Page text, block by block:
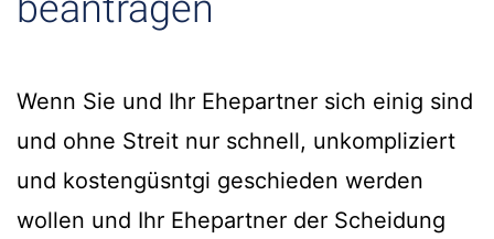
Wenn Sie und Ihr Ehepartner sich einig sind
und ohne Streit nur schnell, unkompliziert
und kostengüsntgi geschieden werden
wollen und Ihr Ehepartner der Scheidung